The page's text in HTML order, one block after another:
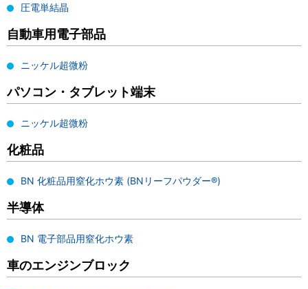
圧電単結晶
自動車用電子部品
ニッケル超微粉
パソコン・タブレット端末
ニッケル超微粉
化粧品
BN 化粧品用窒化ホウ素 (BNリーフパウダー®)
半導体
BN 電子部品用窒化ホウ素
車のエンジンブロック